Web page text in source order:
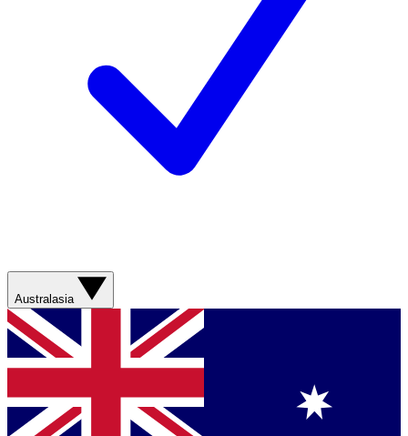
Australasia